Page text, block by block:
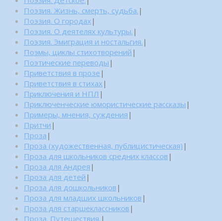
Поэзия. Жизнь, смерть, судьба. |
Поэзия. О городах |
Поэзия. О деятелях культуры. |
Поэзия. Эмиграция и ностальгия. |
Поэмы, циклы стихотворений |
Поэтические переводы |
Приветствия в прозе |
Приветствия в стихах |
Приключения и НПЛ |
Приключенческие юмористические рассказы |
Примеры, мнения, суждения |
Притчи |
Проза |
Проза (художественная, публицистическая) |
Проза для школьников средних классов |
Проза для Андрея |
Проза для детей |
Проза для дошкольников |
Проза для младших школьников |
Проза для старшеклассников |
Проза. Путешествия. |